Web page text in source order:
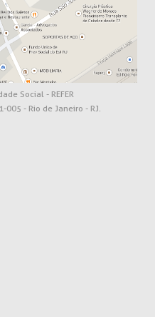
Social - REFER
- Rio de Janeiro - RJ.